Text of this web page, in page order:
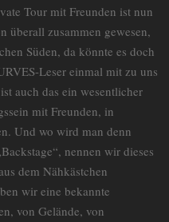
Tour mit Freunden ist nun
zusammen gewesen,
Süden, da könnte es doch
Leser einmal mit zu uns
auch das ein wesentlicher
mit Freunden, in
Und wo wird man denn
nennen wir dieses
dem Nähkästchen
wir eine bekannte
von Gelände, von